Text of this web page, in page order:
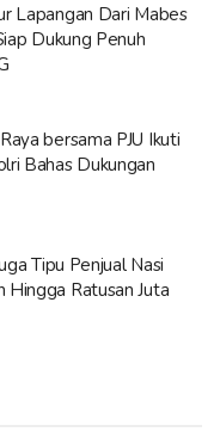
Lapangan Dari Mabes
Dukung Penuh
bersama PJU Ikuti
Bahas Dukungan
Tipu Penjual Nasi
Hingga Ratusan Juta